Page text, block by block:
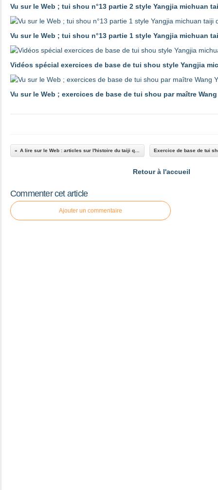
Vu sur le Web ; tui shou n°13 partie 2 style Yangjia michuan
Vu sur le Web ; tui shou n°13 partie 1 style Yangjia michuan
Vidéos spécial exercices de base de tui shou style Yangjia
Vu sur le Web ; exercices de base de tui shou par maître Wang
Retour à l'accueil
Commenter cet article
Ajouter un commentaire